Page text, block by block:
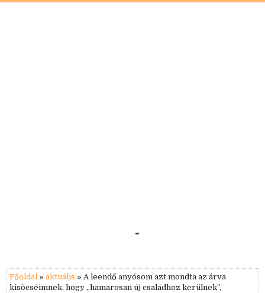
-
Főoldal » aktuális » A leendő anyósom azt mondta az árva
kisöcséimnek, hogy „hamarosan új családhoz kerülnek”,